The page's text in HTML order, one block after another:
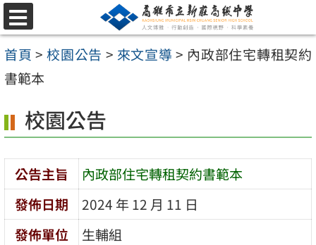
跳
至
主
要
容
區
選
單
首頁 > 校園公告 > 來文宣導 > 內政部住宅轉租契約
書範本
校園公告
公告主旨
內政部住宅轉租契約書範本
發佈日期
2024 年 12 月 11 日
發佈單位
生輔組